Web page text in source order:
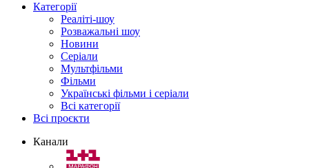
Категорії
Реаліті-шоу
Розважальні шоу
Новини
Серіали
Мультфільми
Фільми
Українські фільми і серіали
Всі категорії
Всі проєкти
Канали